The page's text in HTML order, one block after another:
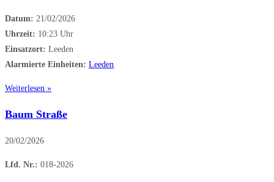
Datum: 21/02/2026
Uhrzeit: 10:23 Uhr
Einsatzort: Leeden
Alarmierte Einheiten: Leeden
Weiterlesen »
Baum Straße
20/02/2026
Lfd. Nr.: 018-2026